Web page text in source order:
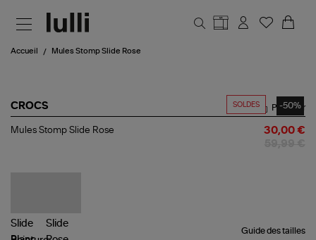
Accueil Mules Stomp Slide Rose
SOLDES -50%
CROCS
Mules
Partager
Mules Stomp Slide Rose 30,00 €
Guide des tailles